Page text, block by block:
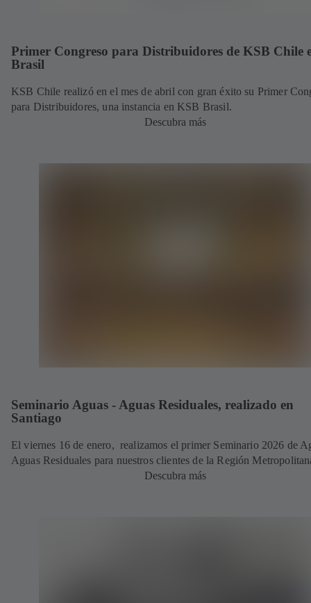
Primer Congreso para Distribuidores de KSB Chile
Brasil
KSB Chile realizó en el mes de abril con gran éxito su Primer
para Distribuidores, una instancia en KSB Brasil.
Descubra más
Seminario Aguas - Aguas Residuales, realizado en
Santiago
El viernes 16 de enero, realizamos el primer Seminario 2026 de
Aguas Residuales para nuestros clientes de la Región
Descubra más